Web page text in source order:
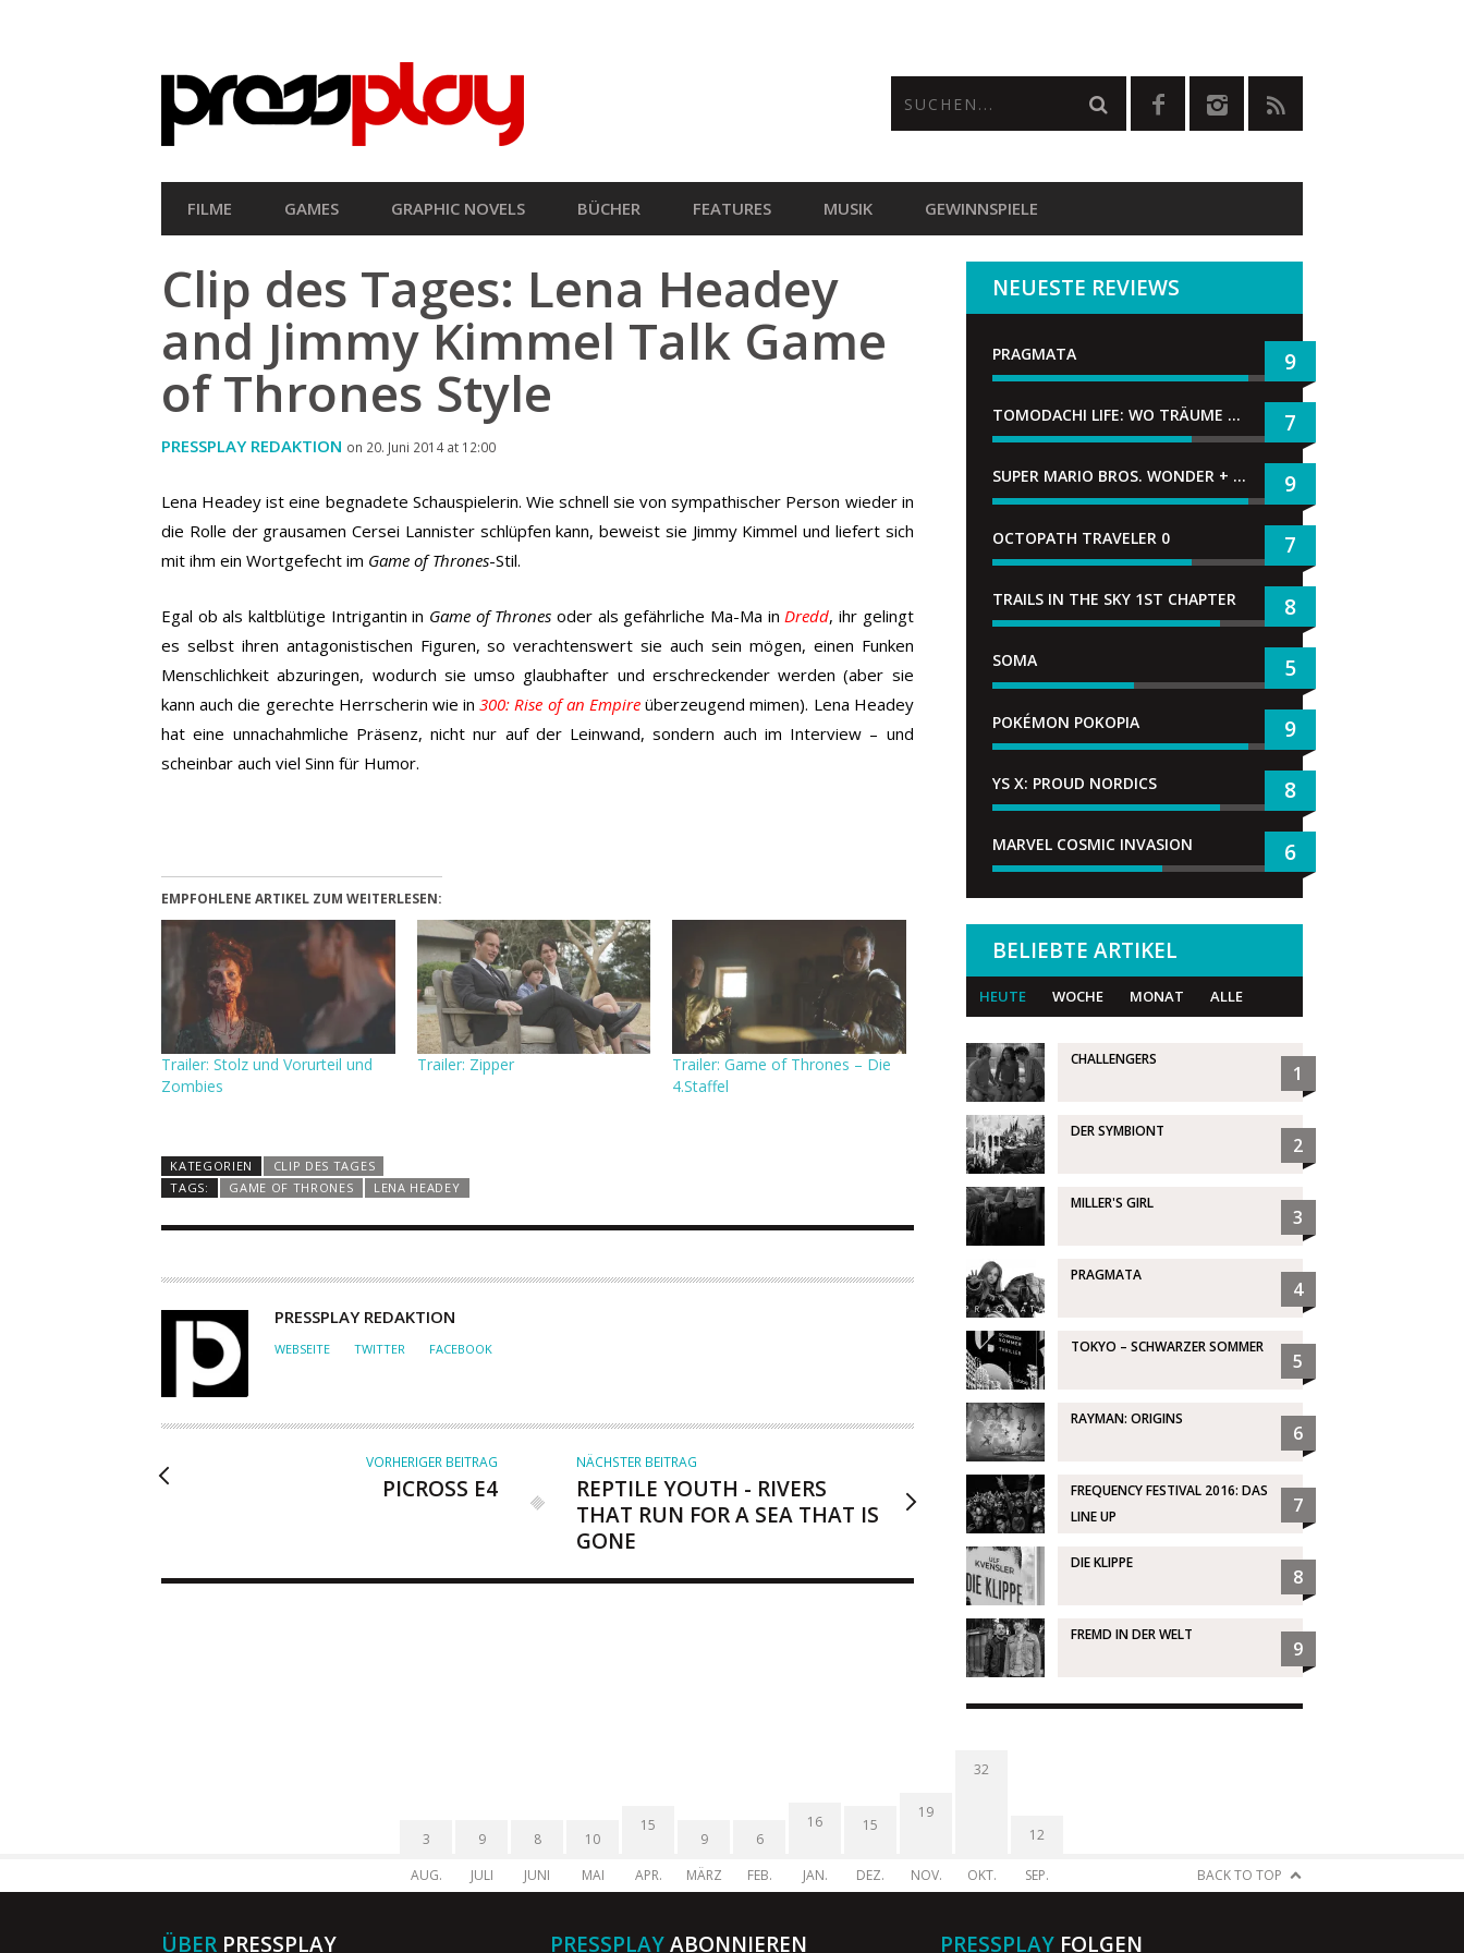
HAUPT-
NAVIGATION
FILME GAMES GRAPHIC NOVELS BÜCHER FEATURES MUSIK GEWINNSPIELE
Clip des Tages: Lena Headey
and Jimmy Kimmel Talk Game
of Thrones Style
PRESSPLAY REDAKTION on 20. Juni 2014 at 12:00
Lena Headey ist eine begnadete Schauspielerin. Wie schnell sie von sympathischer Person wieder in
die Rolle der grausamen Cersei Lannister schlüpfen kann, beweist sie Jimmy Kimmel und liefert sich
mit ihm ein Wortgefecht im Game of Thrones-Stil.
Egal ob als kaltblütige Intrigantin in Game of Thrones oder als gefährliche Ma-Ma in Dredd, ihr gelingt
es selbst ihren antagonistischen Figuren, so verachtenswert sie auch sein mögen, einen Funken
Menschlichkeit abzuringen, wodurch sie umso glaubhafter und erschreckender werden (aber sie
kann auch die gerechte Herrscherin wie in300: Rise of an Empireüberzeugend mimen). Lena Headey
hat eine unnachahmliche Präsenz, nicht nur auf der Leinwand, sondern auch im Interview – und
scheinbar auch viel Sinn für Humor.
EMPFOHLENE ARTIKEL ZUM WEITERLESEN:
Trailer: Stolz und Vorurteil und
Zombies
Trailer: Zipper
Trailer: Game of Thrones – Die
4.Staffel
KATEGORIEN
CLIP DES TAGES
TAGS:
GAME OF THRONES LENA HEADEY
A
U
R
PRESSPLAY REDAKTION
WEBSEITE TWITTER FACEBOOK
VORHERIGER BEITRAG
PICROSS E4
NÄCHSTER BEITRAG
REPTILE YOUTH - RIVERS
THAT RUN FOR A SEA THAT IS
GONE
NEUESTE REVIEWS
PRAGMATA 9
TOMODACHI LIFE: WO TRÄUME WAHR WERDEN 7
SUPER MARIO BROS. WONDER + GEMEINSAM IM BELLABEL-PARK 9
OCTOPATH TRAVELER 0 7
TRAILS IN THE SKY 1ST CHAPTER 8
SOMA 5
POKÉMON POKOPIA 9
YS X: PROUD NORDICS 8
MARVEL COSMIC INVASION 6
BELIEBTE ARTIKEL
HEUTE WOCHE MONAT ALLE
CHALLENGERS
1
DER SYMBIONT
2
MILLER'S GIRL
3
PRAGMATA
4
TOKYO – SCHWARZER SOMMER
5
RAYMAN: ORIGINS
6
FREQUENCY FESTIVAL 2016: DAS
LINE UP
7
DIE KLIPPE
8
FREMD IN DER WELT
9
3
AUG.
9
JULI
8
JUNI
10
MAI
15
APR.
9
MÄRZ
6
FEB.
16
JAN.
15
DEZ.
19
NOV.
32
OKT.
12
SEP. BACK TO TOP
ÜBER PRESSPLAY PRESSPLAYABONNIEREN PRESSPLAYFOLGEN